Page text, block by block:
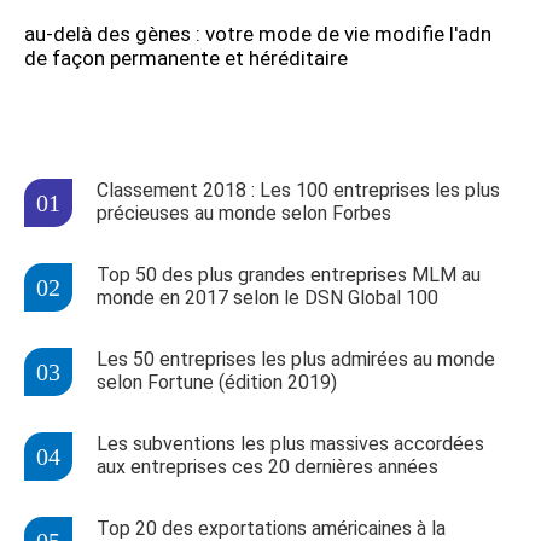
au-delà des gènes : votre mode de vie modifie l'adn
de façon permanente et héréditaire
Classement 2018 : Les 100 entreprises les plus
précieuses au monde selon Forbes
Top 50 des plus grandes entreprises MLM au
monde en 2017 selon le DSN Global 100
Les 50 entreprises les plus admirées au monde
selon Fortune (édition 2019)
Les subventions les plus massives accordées
aux entreprises ces 20 dernières années
Top 20 des exportations américaines à la